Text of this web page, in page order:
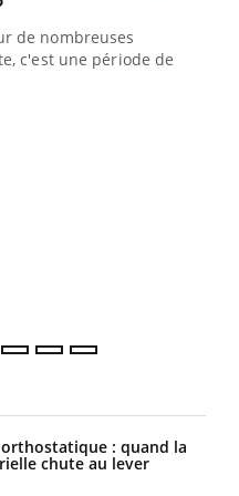
de nombreuses
c'est une période de
mutualiste innove en
d'un « jumeau
: quand la
chute au lever